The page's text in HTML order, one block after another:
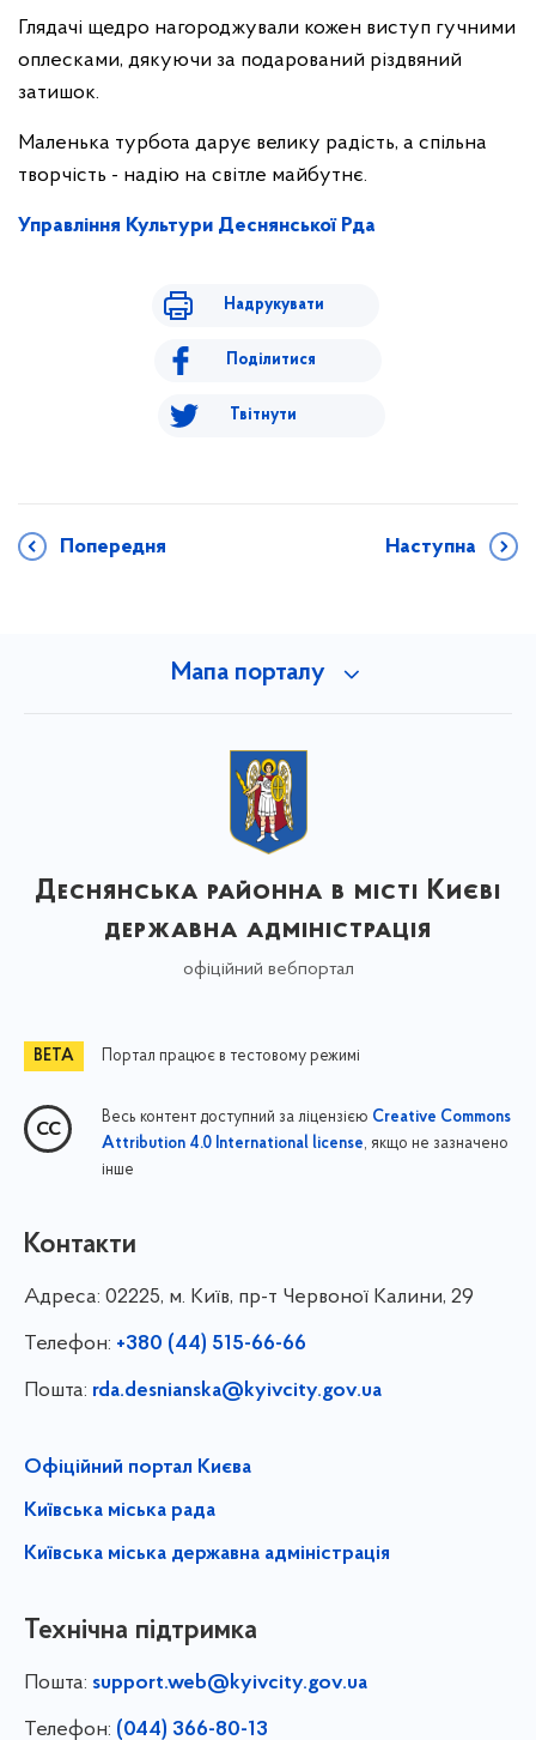
Глядачі щедро нагороджували кожен виступ гучними
оплесками, дякуючи за подарований різдвяний
затишок.
Маленька турбота дарує велику радість, а спільна
творчість - надію на світле майбутнє.
Управління Культури Деснянської Рда
Надрукувати
Поділитися
Твітнути
Попередня Наступна
Мапа порталу
Деснянська районна в місті Києві
державна адміністрація
офіційний вебпортал
Портал працює в тестовому режимі
Весь контент доступний за ліцензією Creative Commons
Attribution 4.0 International license, якщо не зазначено
інше
Контакти
Адреса: 02225, м. Київ, пр-т Червоної Калини, 29
Телефон: +380 (44) 515-66-66
Пошта: rda.desnianska@kyivcity.gov.ua
Офіційний портал Києва
Київська міська рада
Київська міська державна адміністрація
Технічна підтримка
Пошта: support.web@kyivcity.gov.ua
Телефон: (044) 366-80-13